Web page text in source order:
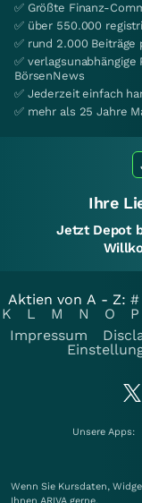
✅ Größte Finanz-
✅ über 550.000
✅ rund 2.000 Beiträge
✅
BörsenNews
✅ Jederzeit einfach
✅ mehr als 25 Jahre
Ihre
Jetzt Depot
Aktien von A - Z: #
K
L M N O P
Impressum
Unsere Apps:
Wenn Sie Kursdaten,